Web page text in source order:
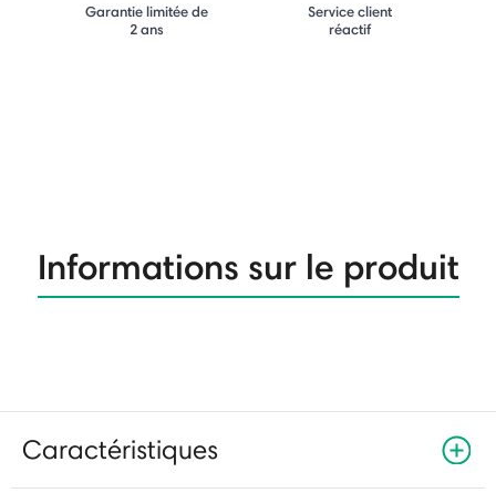
Garantie limitée de
2 ans
Service client
réactif
Informations sur le produit
Caractéristiques